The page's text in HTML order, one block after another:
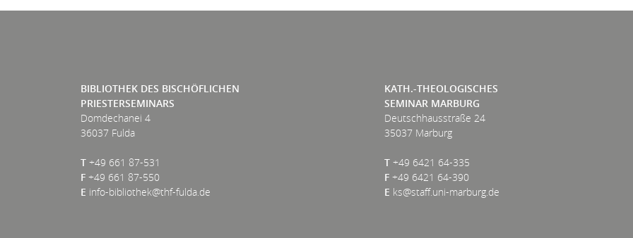
BIBLIOTHEK DES BISCHÖFLICHEN
PRIESTERSEMINARS
Domdechanei 4
36037 Fulda
T +49 661 87-531
F +49 661 87-550
E info-bibliothek@thf-fulda.de
KATH.-THEOLOGISCHES
SEMINAR MARBURG
Deutschhausstraße 24
35037 Marburg
T +49 6421 64-335
F +49 6421 64-390
E ks@staff.uni-marburg.de